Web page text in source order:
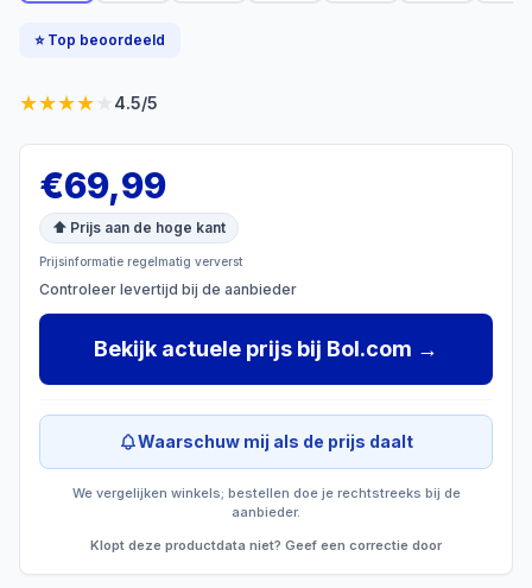
⭐ Top beoordeeld
★★★★ 4.5/5
€69,99
⬆ Prijs aan de hoge kant
Prijsinformatie regelmatig ververst
Controleer levertijd bij de aanbieder
Bekijk actuele prijs bij Bol.com →
Waarschuw mij als de prijs daalt
We vergelijken winkels; bestellen doe je rechtstreeks bij de
aanbieder.
Klopt deze productdata niet? Geef een correctie door